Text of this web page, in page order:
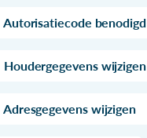
Autorisatiecode benodigd
Houdergegevens wijzigen
Adresgegevens wijzigen